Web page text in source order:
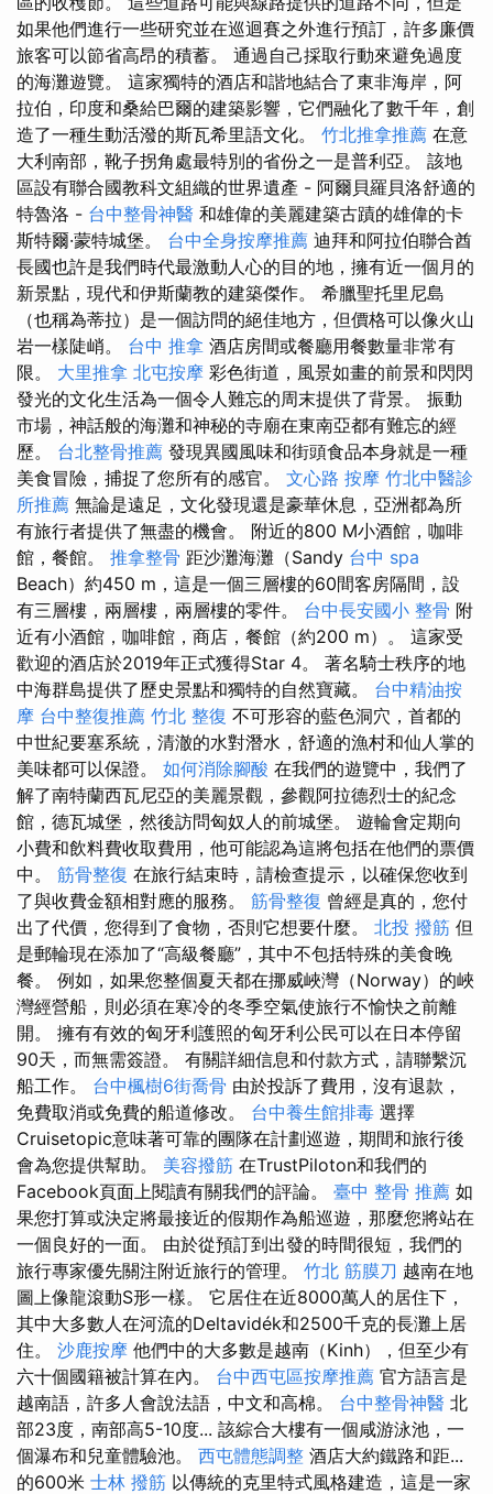
如果他們進行一些研究並在巡迴賽之外進行預訂，許多廉價
旅客可以節省高昂的積蓄。 通過自己採取行動來避免過度
的海灘遊覽。 這家獨特的酒店和諧地結合了東非海岸，阿
拉伯，印度和桑給巴爾的建築影響，它們融化了數千年，創
造了一種生動活潑的斯瓦希里語文化。 竹北推拿推薦 在意
大利南部，靴子拐角處最特別的省份之一是普利亞。 該地
區設有聯合國教科文組織的世界遺產 - 阿爾貝羅貝洛舒適的
特魯洛 - 台中整骨神醫 和雄偉的美麗建築古蹟的雄偉的卡
斯特爾·蒙特城堡。 台中全身按摩推薦 迪拜和阿拉伯聯合酋
長國也許是我們時代最激動人心的目的地，擁有近一個月的
新景點，現代和伊斯蘭教的建築傑作。 希臘聖托里尼島
（也稱為蒂拉）是一個訪問的絕佳地方，但價格可以像火山
岩一樣陡峭。 台中 推拿 酒店房間或餐廳用餐數量非常有
限。 大里推拿 北屯按摩 彩色街道，風景如畫的前景和閃閃
發光的文化生活為一個令人難忘的周末提供了背景。 振動
市場，神話般的海灘和神秘的寺廟在東南亞都有難忘的經
歷。 台北整骨推薦 發現異國風味和街頭食品本身就是一種
美食冒險，捕捉了您所有的感官。 文心路 按摩 竹北中醫診
所推薦 無論是遠足，文化發現還是豪華休息，亞洲都為所
有旅行者提供了無盡的機會。 附近的800 M小酒館，咖啡
館，餐館。 推拿整骨 距沙灘海灘（Sandy 台中 spa
Beach）約450 m，這是一個三層樓的60間客房隔間，設
有三層樓，兩層樓，兩層樓的零件。 台中長安國小 整骨 附
近有小酒館，咖啡館，商店，餐館（約200 m）。 這家受
歡迎的酒店於2019年正式獲得Star 4。 著名騎士秩序的地
中海群島提供了歷史景點和獨特的自然寶藏。 台中精油按
摩 台中整復推薦 竹北 整復 不可形容的藍色洞穴，首都的
中世紀要塞系統，清澈的水對潛水，舒適的漁村和仙人掌的
美味都可以保證。 如何消除腳酸 在我們的遊覽中，我們了
解了南特蘭西瓦尼亞的美麗景觀，參觀阿拉德烈士的紀念
館，德瓦城堡，然後訪問匈奴人的前城堡。 遊輪會定期向
小費和飲料費收取費用，他可能認為這將包括在他們的票價
中。 筋骨整復 在旅行結束時，請檢查提示，以確保您收到
了與收費金額相對應的服務。 筋骨整復 曾經是真的，您付
出了代價，您得到了食物，否則它想要什麼。 北投 撥筋 但
是郵輪現在添加了“高級餐廳”，其中不包括特殊的美食晚
餐。 例如，如果您整個夏天都在挪威峽灣（Norway）的峽
灣經營船，則必須在寒冷的冬季空氣使旅行不愉快之前離
開。 擁有有效的匈牙利護照的匈牙利公民可以在日本停留
90天，而無需簽證。 有關詳細信息和付款方式，請聯繫沉
船工作。 台中楓樹6街喬骨 由於投訴了費用，沒有退款，
免費取消或免費的船道修改。 台中養生館排毒 選擇
Cruisetopic意味著可靠的團隊在計劃巡遊，期間和旅行後
會為您提供幫助。 美容撥筋 在TrustPiloton和我們的
Facebook頁面上閱讀有關我們的評論。 臺中 整骨 推薦 如
果您打算或決定將最接近的假期作為船巡遊，那麼您將站在
一個良好的一面。 由於從預訂到出發的時間很短，我們的
旅行專家優先關注附近旅行的管理。 竹北 筋膜刀 越南在地
圖上像龍滾動S形一樣。 它居住在近8000萬人的居住下，
其中大多數人在河流的Deltavidék和2500千克的長灘上居
住。 沙鹿按摩 他們中的大多數是越南（Kinh），但至少有
六十個國籍被計算在內。 台中西屯區按摩推薦 官方語言是
越南語，許多人會說法語，中文和高棉。 台中整骨神醫 北
部23度，南部高5-10度... 該綜合大樓有一個咸游泳池，一
個瀑布和兒童體驗池。 西屯體態調整 酒店大約鐵路和距...
的600米 士林 撥筋 以傳統的克里特式風格建造，這是一家